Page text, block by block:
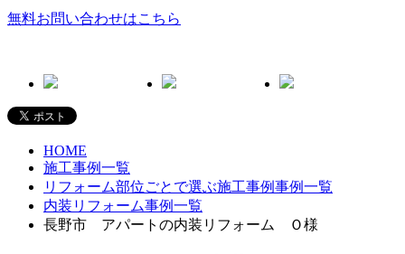
無料お問い合わせはこちら
HOME
施工事例一覧
リフォーム部位ごとで選ぶ施工事例事例一覧
内装リフォーム事例一覧
長野市 アパートの内装リフォーム Ｏ様